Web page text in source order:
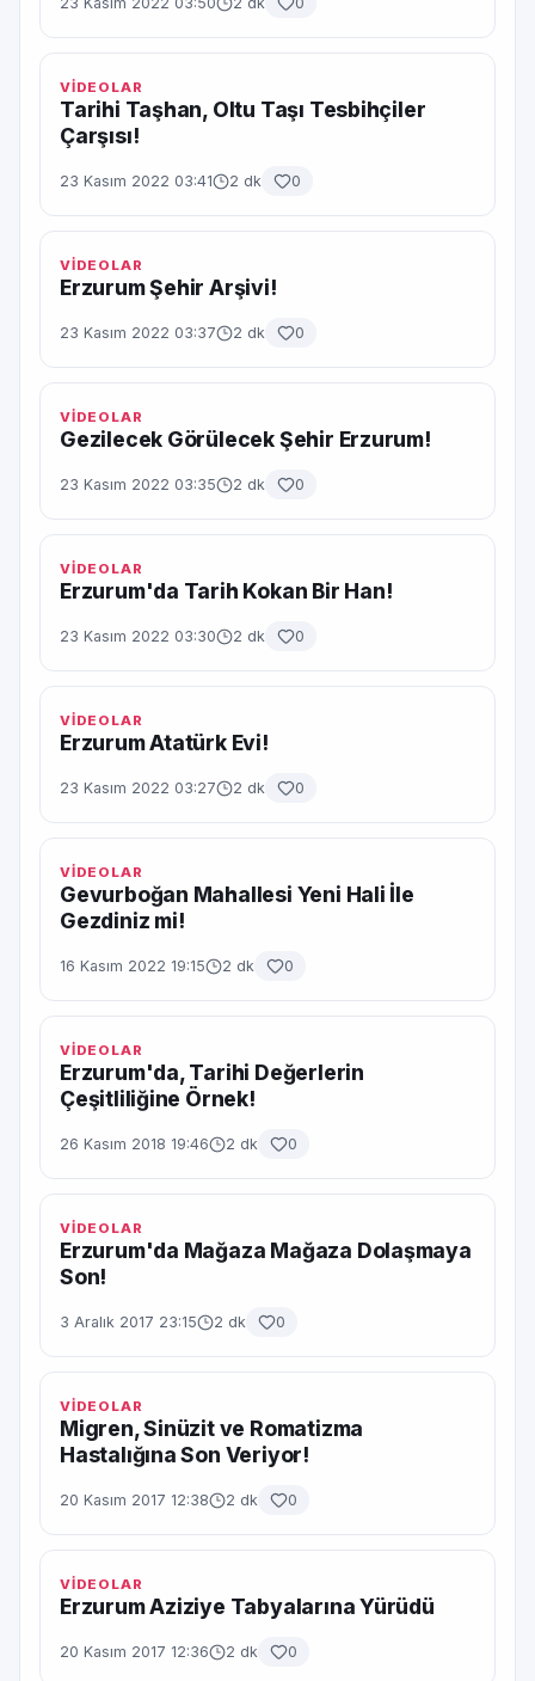
VİDEOLAR
Tarihi Taşhan, Oltu Taşı Tesbihçiler
Çarşısı!
23 Kasım 2022 03:41 2 dk 0
VİDEOLAR
Erzurum Şehir Arşivi!
23 Kasım 2022 03:37 2 dk 0
VİDEOLAR
Gezilecek Görülecek Şehir Erzurum!
23 Kasım 2022 03:35 2 dk 0
VİDEOLAR
Erzurum'da Tarih Kokan Bir Han!
23 Kasım 2022 03:30 2 dk 0
VİDEOLAR
Erzurum Atatürk Evi!
23 Kasım 2022 03:27 2 dk 0
VİDEOLAR
Gevurboğan Mahallesi Yeni Hali İle
Gezdiniz mi!
16 Kasım 2022 19:15 2 dk 0
VİDEOLAR
Erzurum'da, Tarihi Değerlerin
Çeşitliliğine Örnek!
26 Kasım 2018 19:46 2 dk 0
VİDEOLAR
Erzurum'da Mağaza Mağaza Dolaşmaya
Son!
3 Aralık 2017 23:15 2 dk 0
VİDEOLAR
Migren, Sinüzit ve Romatizma
Hastalığına Son Veriyor!
20 Kasım 2017 12:38 2 dk 0
VİDEOLAR
Erzurum Aziziye Tabyalarına Yürüdü
20 Kasım 2017 12:36 2 dk 0